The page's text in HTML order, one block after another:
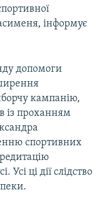
інформує
допомоги
кампанію,
із проханням
спортивних
Усі ці дії слідство